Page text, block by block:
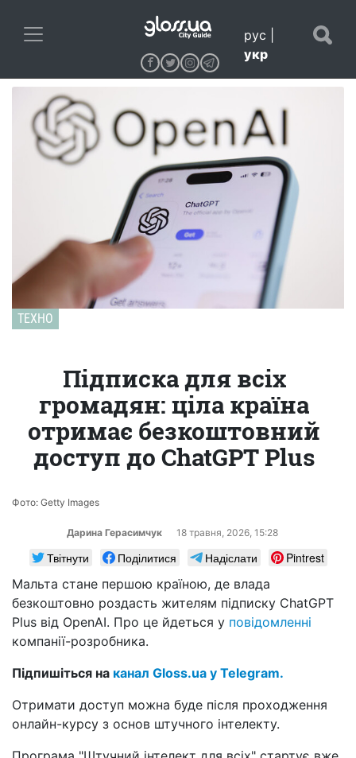
рус
укр
ТЕХНО
Підписка для всіх
громадян: ціла країна
отримає безкоштовний
доступ до ChatGPT Plus
Фото: Getty Images
Дарина Герасимчук 18 травня, 2026, 15:28
Твітнути Поділитися Надіслати
Pintrest
Мальта стане першою країною, де влада
безкоштовно роздасть жителям підписку ChatGPT
Plus від OpenAI. Про це йдеться у повідомленні
компанії-розробника.
Підпишіться на канал Gloss.ua у Telegram.
Отримати доступ можна буде після проходження
онлайн-курсу з основ штучного інтелекту.